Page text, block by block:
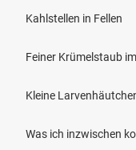
Kahlstellen in Fellen
Feiner Krümelstaub
Kleine
Was ich inzwischen